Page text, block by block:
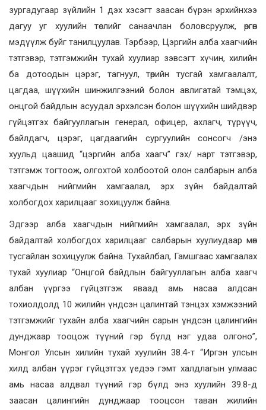
зургадугаар зүйлийн 1 дэх хэсэгт заасан бүрэн эрхийнхээ
дагуу уг хуулийн төслийг санаачлан боловсруулж, өргөн
мэдүүлж буйг танилцуулав. Тэрбээр, Цэргийн алба хаагчийн
тэтгэвэр, тэтгэмжийн тухай хуулиар зэвсэгт хүчин, хилийн
ба дотоодын цэрэг, тагнуул, төрийн тусгай хамгаалалт,
цагдаа, шүүхийн шинжилгээний болон авлигатай тэмцэх,
онцгой байдлын асуудал эрхэлсэн болон шүүхийн шийдвэр
гүйцэтгэх байгууллагын генерал, офицер, ахлагч, түрүүч,
байлдагч, цэрэг, цагдаагийн сургуулийн сонсогч /энэ
хуульд цаашид “цэргийн алба хаагч” гэх/ нарт тэтгэвэр,
тэтгэмж тогтоож, олгохтой холбоотой олон салбарын алба
хаагчдын нийгмийн хамгаалал, эрх зүйн байдалтай
холбогдох харилцааг зохицуулж байна.
Эдгээр алба хаагчдын нийгмийн хамгаалал, эрх зүйн
байдалтай холбогдох харилцааг салбарын хуулиудаар мөн
тусгайлан зохицуулж байна. Тухайлбал, Гамшгаас хамгаалах
тухай хуулиар “Онцгой байдлын байгууллагын алба хаагч
албан үүргээ гүйцэтгэж яваад амь насаа алдсан
тохиолдолд 10 жилийн үндсэн цалинтай тэнцэх хэмжээний
тэтгэмжийг тухайн алба хаагчийн сарын үндсэн цалингийн
дунджаар тооцож түүний гэр бүлд нэг удаа олгоно”,
Монгол Улсын хилийн тухай хуулийн 38.4-т “Иргэн улсын
хилд албан үүрэг гүйцэтгэх үедээ гэмт халдлагын улмаас
амь насаа алдвал түүний гэр бүлд энэ хуулийн 39.8-д
заасан цалингийн дунджаар тооцсон таван жилийн